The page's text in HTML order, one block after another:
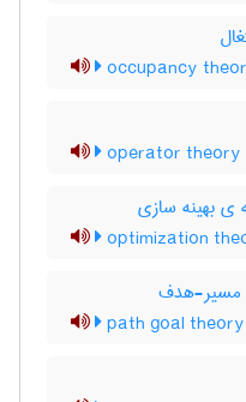
occupancy
operator theory
ی بهینه سازی
optimization
مسیر-هدف
path goal theory